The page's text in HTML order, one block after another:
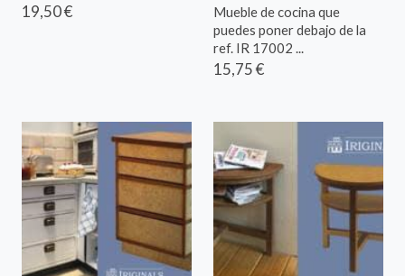
19,50 €
Mueble de cocina que
puedes poner debajo de la
ref. IR 17002 ...
15,75 €